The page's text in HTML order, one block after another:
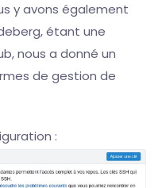
y avons également
étant une
nous a donné un
de gestion de
: